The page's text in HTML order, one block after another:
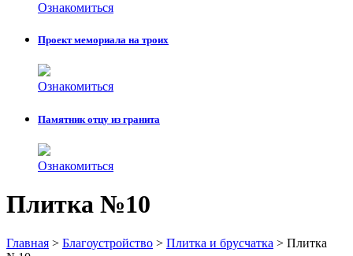
Ознакомиться
Проект мемориала на троих
Ознакомиться
Памятник отцу из гранита
Ознакомиться
Плитка №10
Главная > Благоустройство > Плитка и брусчатка > Плитка